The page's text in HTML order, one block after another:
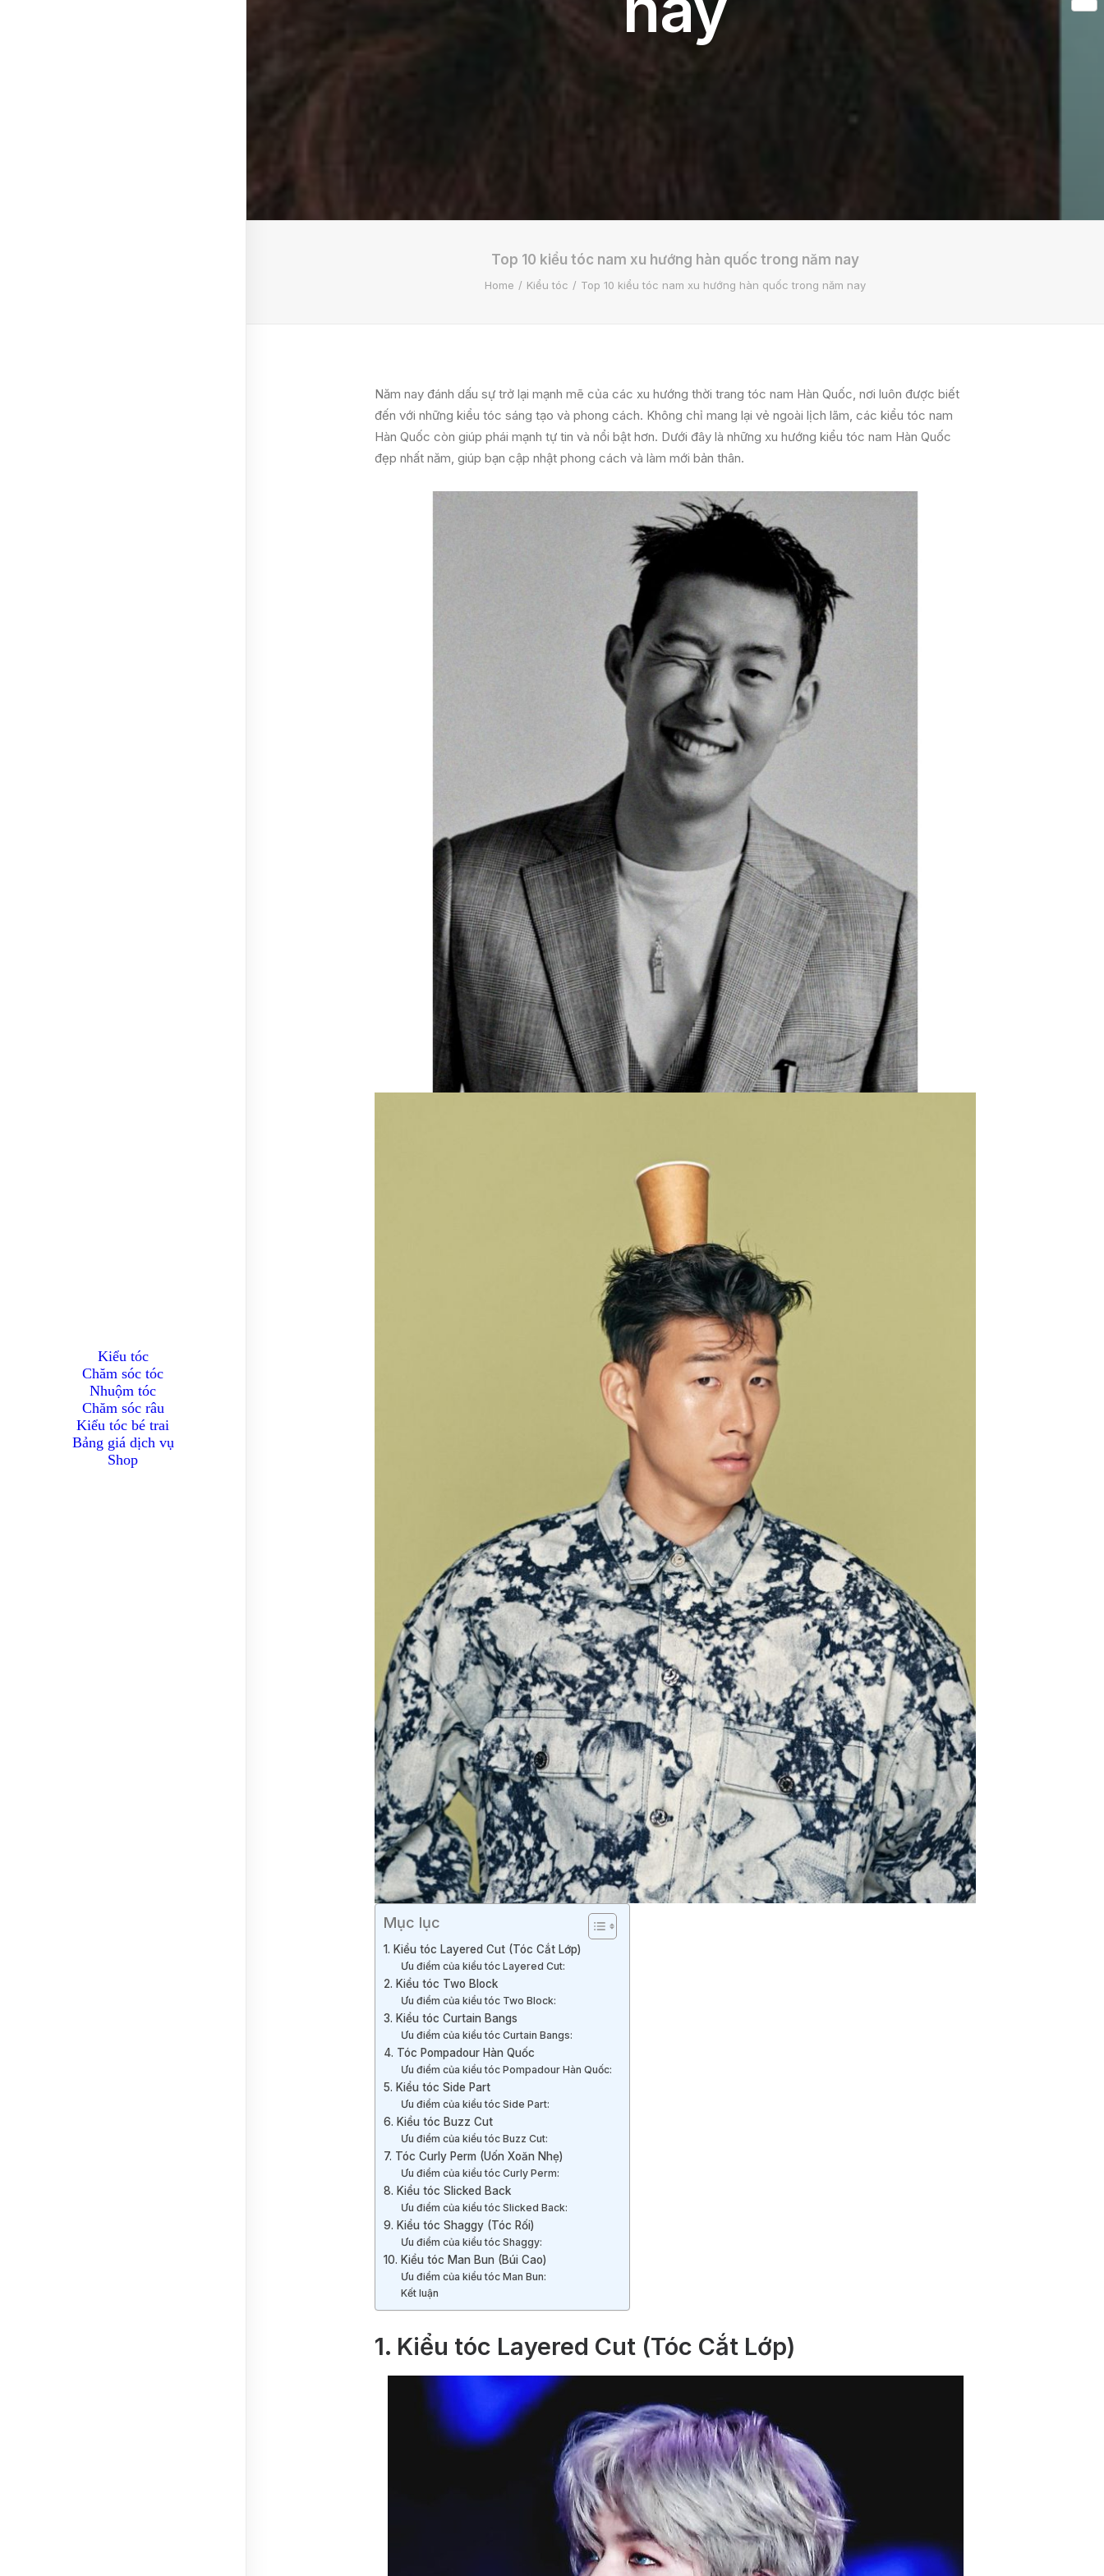
Kiểu tóc
Chăm sóc tóc
Nhuộm tóc
Chăm sóc râu
Kiểu tóc bé trai
Bảng giá dịch vụ
Shop
Top 10 kiểu tóc nam xu hướng hàn quốc trong năm nay
Home Kiểu tóc Top 10 kiểu tóc nam xu hướng hàn quốc trong năm nay
Năm nay đánh dấu sự trở lại mạnh mẽ của các xu hướng thời trang tóc nam Hàn Quốc, nơi luôn được biết
đến với những kiểu tóc sáng tạo và phong cách. Không chỉ mang lại vẻ ngoài lịch lãm, các kiểu tóc nam
Hàn Quốc còn giúp phái mạnh tự tin và nổi bật hơn. Dưới đây là những xu hướng kiểu tóc nam Hàn Quốc
đẹp nhất năm, giúp bạn cập nhật phong cách và làm mới bản thân.
Mục lục
1. Kiểu tóc Layered Cut (Tóc Cắt Lớp)
Ưu điểm của kiểu tóc Layered Cut:
2. Kiểu tóc Two Block
Ưu điểm của kiểu tóc Two Block:
3. Kiểu tóc Curtain Bangs
Ưu điểm của kiểu tóc Curtain Bangs:
4. Tóc Pompadour Hàn Quốc
Ưu điểm của kiểu tóc Pompadour Hàn Quốc:
5. Kiểu tóc Side Part
Ưu điểm của kiểu tóc Side Part:
6. Kiểu tóc Buzz Cut
Ưu điểm của kiểu tóc Buzz Cut:
7. Tóc Curly Perm (Uốn Xoăn Nhẹ)
Ưu điểm của kiểu tóc Curly Perm:
8. Kiểu tóc Slicked Back
Ưu điểm của kiểu tóc Slicked Back:
9. Kiểu tóc Shaggy (Tóc Rối)
Ưu điểm của kiểu tóc Shaggy:
10. Kiểu tóc Man Bun (Búi Cao)
Ưu điểm của kiểu tóc Man Bun:
Kết luận
1. Kiểu tóc Layered Cut (Tóc Cắt Lớp)
Share